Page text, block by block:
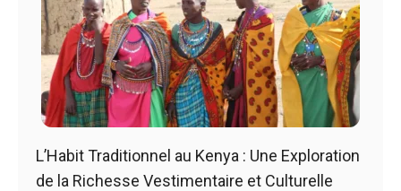
L’Habit Traditionnel au Kenya : Une Exploration
de la Richesse Vestimentaire et Culturelle